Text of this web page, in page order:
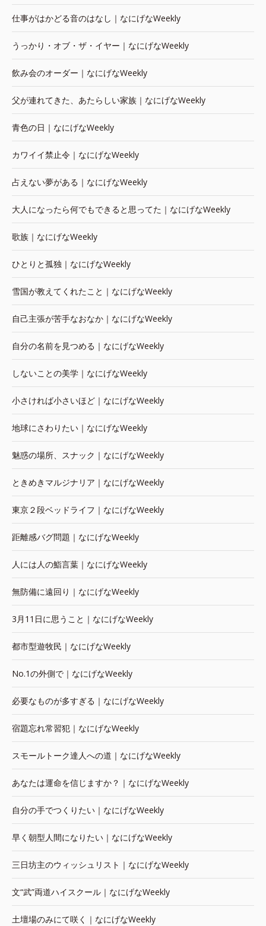
仕事がはかどる音のはなし｜なにげなWeekly
うっかり・オブ・ザ・イヤー｜なにげなWeekly
飲み会のオーダー｜なにげなWeekly
父が連れてきた、あたらしい家族｜なにげなWeekly
青色の日｜なにげなWeekly
カワイイ禁止令｜なにげなWeekly
占えない夢がある｜なにげなWeekly
大人になったら何でもできると思ってた｜なにげなWeekly
歌族｜なにげなWeekly
ひとりと孤独｜なにげなWeekly
雪国が教えてくれたこと｜なにげなWeekly
自己主張が苦手なおなか｜なにげなWeekly
自分の名前を見つめる｜なにげなWeekly
しないことの美学｜なにげなWeekly
小さければ小さいほど｜なにげなWeekly
地球にさわりたい｜なにげなWeekly
魅惑の場所、スナック｜なにげなWeekly
ときめきマルジナリア｜なにげなWeekly
東京２段ベッドライフ｜なにげなWeekly
距離感バグ問題｜なにげなWeekly
人には人の鮨言葉｜なにげなWeekly
無防備に遠回り｜なにげなWeekly
3月11日に思うこと｜なにげなWeekly
都市型遊牧民｜なにげなWeekly
No.1の外側で｜なにげなWeekly
必要なものが多すぎる｜なにげなWeekly
宿題忘れ常習犯｜なにげなWeekly
スモールトーク達人への道｜なにげなWeekly
あなたは運命を信じますか？｜なにげなWeekly
自分の手でつくりたい｜なにげなWeekly
早く朝型人間になりたい｜なにげなWeekly
三日坊主のウィッシュリスト｜なにげなWeekly
文“武”両道ハイスクール｜なにげなWeekly
土壇場のみにて咲く｜なにげなWeekly